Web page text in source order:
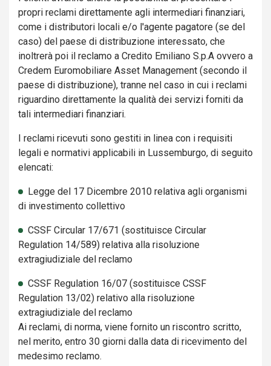
propri reclami direttamente agli intermediari finanziari,
come i distributori locali e/o l'agente pagatore (se del
caso) del paese di distribuzione interessato, che
inoltrerà poi il reclamo a Credito Emiliano S.p.A ovvero a
Credem Euromobiliare Asset Management (secondo il
paese di distribuzione), tranne nel caso in cui i reclami
riguardino direttamente la qualità dei servizi forniti da
tali intermediari finanziari.
I reclami ricevuti sono gestiti in linea con i requisiti
legali e normativi applicabili in Lussemburgo, di seguito
elencati:
Legge del 17 Dicembre 2010 relativa agli organismi
di investimento collettivo
CSSF Circular 17/671 (sostituisce Circular
Regulation 14/589) relativa alla risoluzione
extragiudiziale del reclamo
CSSF Regulation 16/07 (sostituisce CSSF
Regulation 13/02) relativo alla risoluzione
extragiudiziale del reclamo
Ai reclami, di norma, viene fornito un riscontro scritto,
nel merito, entro 30 giorni dalla data di ricevimento del
medesimo reclamo.